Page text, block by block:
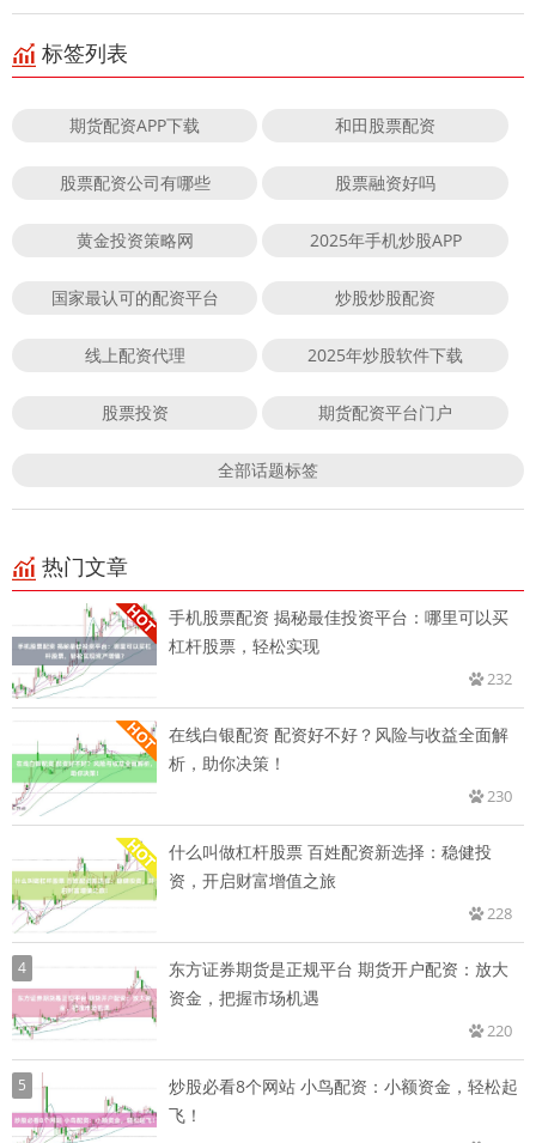
标签列表
期货配资APP下载 和田股票配资
股票配资公司有哪些 股票融资好吗
黄金投资策略网 2025年手机炒股APP
国家最认可的配资平台 炒股炒股配资
线上配资代理 2025年炒股软件下载
股票投资 期货配资平台门户
全部话题标签
热门文章
手机股票配资 揭秘最佳投资平台：哪里可以买
杠杆股票，轻松实现
232
在线白银配资 配资好不好？风险与收益全面解
析，助你决策！
230
什么叫做杠杆股票 百姓配资新选择：稳健投
资，开启财富增值之旅
228
4
东方证券期货是正规平台 期货开户配资：放大
资金，把握市场机遇
220
5
炒股必看8个网站 小鸟配资：小额资金，轻松起
飞！